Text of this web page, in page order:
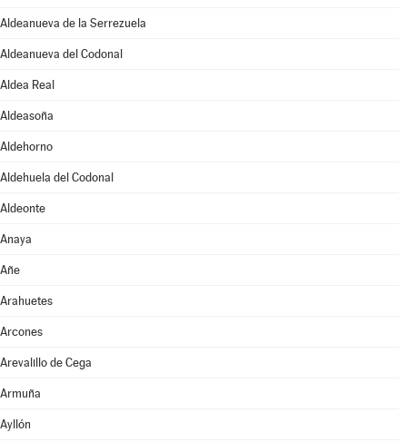
Aldeanueva de la Serrezuela
Aldeanueva del Codonal
Aldea Real
Aldeasoña
Aldehorno
Aldehuela del Codonal
Aldeonte
Anaya
Añe
Arahuetes
Arcones
Arevalillo de Cega
Armuña
Ayllón